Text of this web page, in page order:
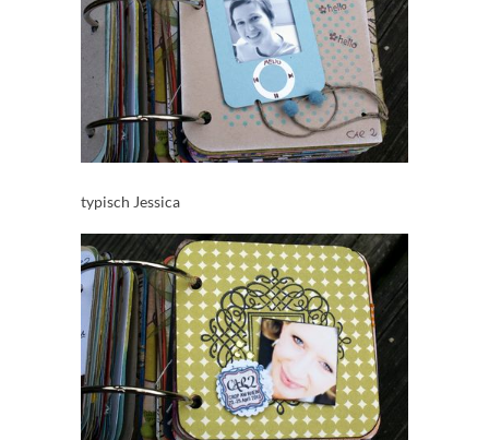
typisch Jessica